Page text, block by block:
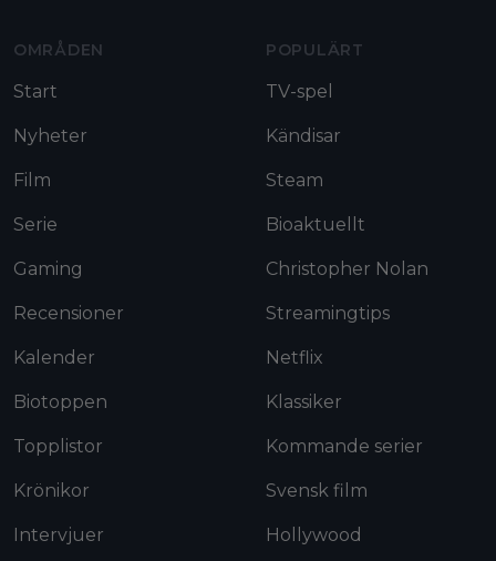
OMRÅDEN
Start
Nyheter
Film
Serie
Gaming
Recensioner
Kalender
Biotoppen
Topplistor
Krönikor
Intervjuer
POPULÄRT
TV-spel
Kändisar
Steam
Bioaktuellt
Christopher Nolan
Streamingtips
Netflix
Klassiker
Kommande serier
Svensk film
Hollywood